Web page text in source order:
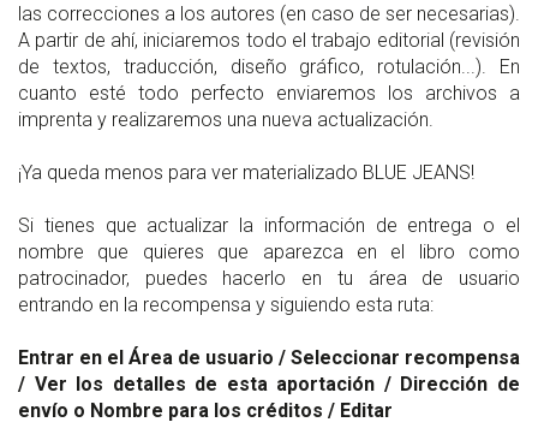
las correcciones a los autores (en caso de ser necesarias).
A partir de ahí, iniciaremos todo el trabajo editorial (revisión
de textos, traducción, diseño gráfico, rotulación...). En
cuanto esté todo perfecto enviaremos los archivos a
imprenta y realizaremos una nueva actualización.
¡Ya queda menos para ver materializado BLUE JEANS!
Si tienes que actualizar la información de entrega o el
nombre que quieres que aparezca en el libro como
patrocinador, puedes hacerlo en tu área de usuario
entrando en la recompensa y siguiendo esta ruta:
Entrar en el Área de usuario / Seleccionar recompensa
/ Ver los detalles de esta aportación / Dirección de
envío o Nombre para los créditos / Editar